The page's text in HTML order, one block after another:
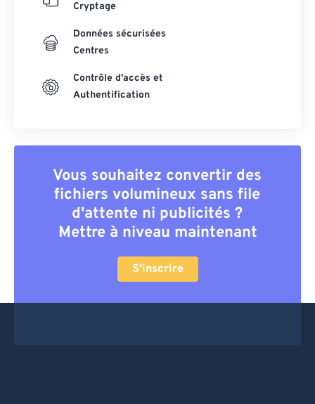
Cryptage
Données sécurisées
Centres
Contrôle d'accès et
Authentification
Vous souhaitez convertir des
fichiers volumineux sans file
d'attente ni publicités ?
Mettre à niveau maintenant
S'inscrire